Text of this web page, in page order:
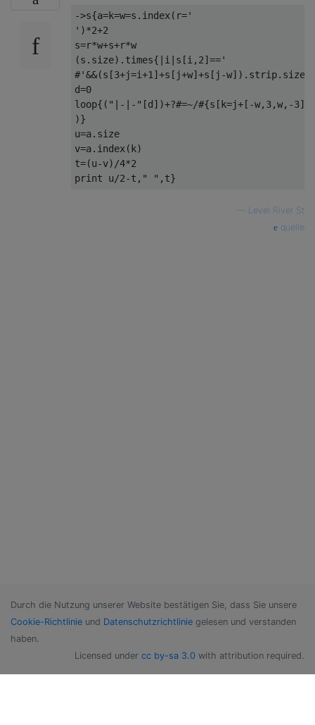
->s{a=k=w=s.index(r='
')*2+2
s=r*w+s+r*w
(s.size).times{|i|s[i,2]=='
#'&&(s[3+j=i+1]+s[j+w]+s[j-
d=0
loop{("|-|-"[d])+?#=~/#{s[k=j+[-w,3,w,-
)}
u=a.size
v=a.index(k)
t=(u-v)/4*2
Level River St
quelle
Durch die Nutzung unserer Website bestätigen Sie, dass Sie unsere
Cookie-Richtlinie und Datenschutzrichtlinie gelesen und verstanden
haben.
Licensed under cc by-sa 3.0 with attribution required.